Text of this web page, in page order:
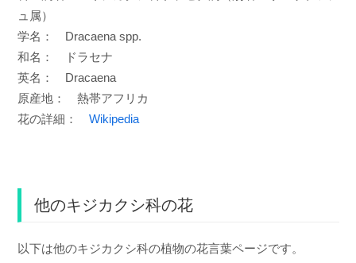
ュ属）
学名： Dracaena spp.
和名： ドラセナ
英名： Dracaena
原産地： 熱帯アフリカ
花の詳細： Wikipedia
他のキジカクシ科の花
以下は他のキジカクシ科の植物の花言葉ページです。